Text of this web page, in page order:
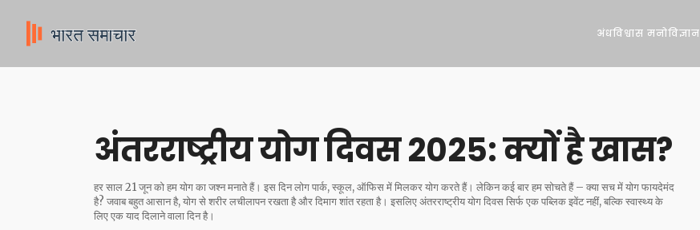
अंधविश्वास मनोविज्ञान
अंतरराष्ट्रीय योग दिवस 2025: क्यों है खास?
हर साल 21 जून को हम योग का जश्न मनाते हैं। इस दिन लोग पार्क, स्कूल, ऑफिस में मिलकर योग करते हैं। लेकिन कई बार हम सोचते हैं – क्या सच में योग फायदेमंद
है? जवाब बहुत आसान है, योग से शरीर लचीलापन रखता है और दिमाग शांत रहता है। इसलिए अंतरराष्ट्रीय योग दिवस सिर्फ एक पब्लिक इवेंट नहीं, बल्कि स्वास्थ्य के
लिए एक याद दिलाने वाला दिन है।